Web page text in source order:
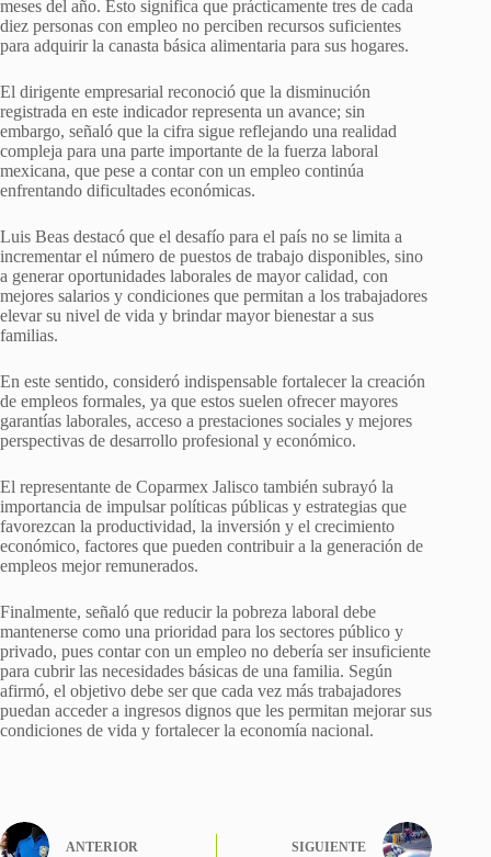
meses del año. Esto significa que prácticamente tres de cada
diez personas con empleo no perciben recursos suficientes
para adquirir la canasta básica alimentaria para sus hogares.
El dirigente empresarial reconoció que la disminución
registrada en este indicador representa un avance; sin
embargo, señaló que la cifra sigue reflejando una realidad
compleja para una parte importante de la fuerza laboral
mexicana, que pese a contar con un empleo continúa
enfrentando dificultades económicas.
Luis Beas destacó que el desafío para el país no se limita a
incrementar el número de puestos de trabajo disponibles, sino
a generar oportunidades laborales de mayor calidad, con
mejores salarios y condiciones que permitan a los trabajadores
elevar su nivel de vida y brindar mayor bienestar a sus
familias.
En este sentido, consideró indispensable fortalecer la creación
de empleos formales, ya que estos suelen ofrecer mayores
garantías laborales, acceso a prestaciones sociales y mejores
perspectivas de desarrollo profesional y económico.
El representante de Coparmex Jalisco también subrayó la
importancia de impulsar políticas públicas y estrategias que
favorezcan la productividad, la inversión y el crecimiento
económico, factores que pueden contribuir a la generación de
empleos mejor remunerados.
Finalmente, señaló que reducir la pobreza laboral debe
mantenerse como una prioridad para los sectores público y
privado, pues contar con un empleo no debería ser insuficiente
para cubrir las necesidades básicas de una familia. Según
afirmó, el objetivo debe ser que cada vez más trabajadores
puedan acceder a ingresos dignos que les permitan mejorar sus
condiciones de vida y fortalecer la economía nacional.
ANTERIOR SIGUIENTE